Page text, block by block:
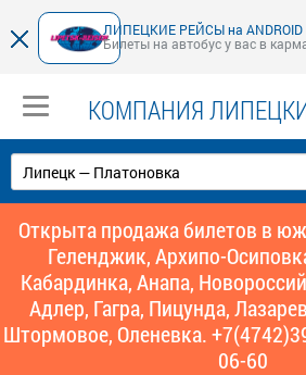
ЛИПЕЦКИЕ РЕЙСЫ на ANDROID
Билеты на автобус у вас в
КОМПАНИЯ
Открыта продажа билетов в
Геленджик, Архипо-
Кабардинка, Анапа,
Адлер, Гагра, Пицунда,
Штормовое, Оленевка.
06-60